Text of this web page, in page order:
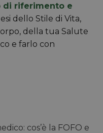
di riferimento e
dello Stile di Vita,
della tua Salute
e farlo con
cos’è la FOFO e